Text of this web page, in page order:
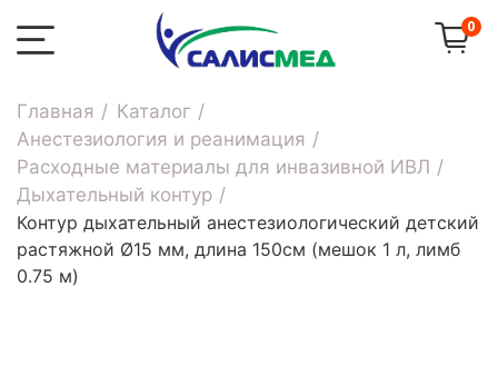
0
Главная
Каталог
Анестезиология и реанимация
Расходные материалы для инвазивной ИВЛ
Дыхательный контур
Контур дыхательный анестезиологический детский
растяжной Ø15 мм, длина 150см (мешок 1 л, лимб
0.75 м)